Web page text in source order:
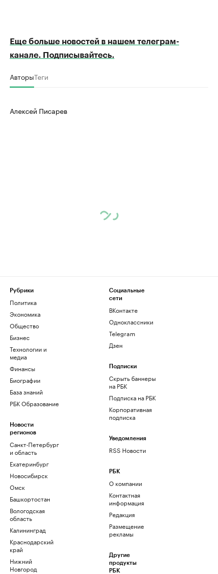
Еще больше новостей в нашем телеграм-
канале. Подписывайтесь.
АвторыТеги
Алексей Писарев
Рубрики
Политика
Экономика
Общество
Бизнес
Технологии и
медиа
Финансы
Биографии
База знаний
РБК Образование
Новости
регионов
Санкт-Петербург
и область
Екатеринбург
Новосибирск
Омск
Башкортостан
Вологодская
область
Калининград
Краснодарский
край
Нижний
Новгород
Социальные
сети
ВКонтакте
Одноклассники
Telegram
Дзен
Подписки
Скрыть баннеры
на РБК
Подписка на РБК
Корпоративная
подписка
Уведомления
RSS Новости
РБК
О компании
Контактная
информация
Редакция
Размещение
рекламы
Другие
продукты
РБК